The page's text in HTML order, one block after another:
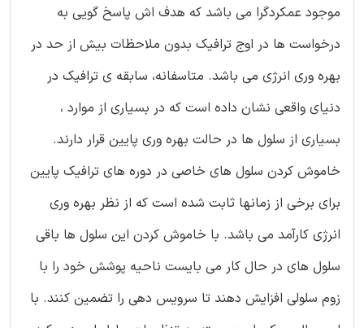
موجود عمکردگرا می باشد که هدف اش پاسخ گویی به
درخواست ها در اوج ترافیک بدون ملاحظات بیش از حد در
بهره وری انرژی می باشد. متاسفانه، سابقه ی ترافیک در
دنیای واقعی نشان داده است که در بسیاری از موارد ،
بسیاری از سلول ها در حالت بهره وری پایین قرار دارند.
خاموش کردن سلول های خاصی در دوره های ترافیک پایین
برای برخی از زمانها ثابت شده است که از نظر بهره وری
انرژی کارآمد می باشد. با خاموش کردن این سلول ها باقی
سلول های در حال کار می بایست ناحیه پوشش خود را با
زوم سلولی افزایش دهند تا سرویس دهی را تضمین کنند. با